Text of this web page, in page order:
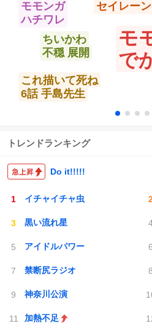
モ
で
セイレー
これ描いて死ね
6話 手島先生
ちいかわ
不穏 展開
モモンガ
ハチワレ
トレンドランキング
Do it!!!!!
イチャイチャ虫
黒い流れ星
アイドルパワー
禁断尻ラジオ
神奈川公演
加熱不足